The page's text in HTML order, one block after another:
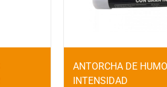
ANTORCHA DE
INTENSIDAD